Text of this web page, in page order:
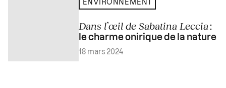
ENVIRONNEMENT
Dans l’œil de Sabatina Leccia :
le charme onirique de la nature
18 mars 2024